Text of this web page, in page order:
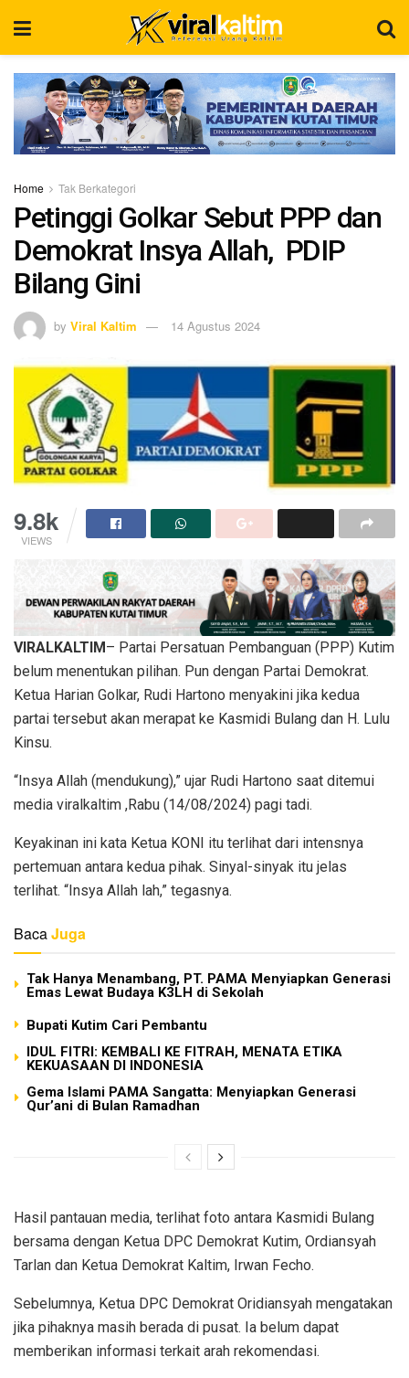
Home Tak Berkategori
Petinggi Golkar Sebut PPP dan
Demokrat Insya Allah, PDIP
Bilang Gini
by Viral Kaltim 14 Agustus 2024
9.8k
VIEWS
VIRALKALTIM– Partai Persatuan Pembanguan (PPP) Kutim
belum menentukan pilihan. Pun dengan Partai Demokrat.
Ketua Harian Golkar, Rudi Hartono menyakini jika kedua
partai tersebut akan merapat ke Kasmidi Bulang dan H. Lulu
Kinsu.
“Insya Allah (mendukung),” ujar Rudi Hartono saat ditemui
media viralkaltim ,Rabu (14/08/2024) pagi tadi.
Keyakinan ini kata Ketua KONI itu terlihat dari intensnya
pertemuan antara kedua pihak. Sinyal-sinyak itu jelas
terlihat. “Insya Allah lah,” tegasnya.
BacaJuga
Tak Hanya Menambang, PT. PAMA Menyiapkan Generasi
Emas Lewat Budaya K3LH di Sekolah
Bupati Kutim Cari Pembantu
IDUL FITRI: KEMBALI KE FITRAH, MENATA ETIKA
KEKUASAAN DI INDONESIA
Gema Islami PAMA Sangatta: Menyiapkan Generasi
Qur’ani di Bulan Ramadhan
Hasil pantauan media, terlihat foto antara Kasmidi Bulang
bersama dengan Ketua DPC Demokrat Kutim, Ordiansyah
Tarlan dan Ketua Demokrat Kaltim, Irwan Fecho.
Sebelumnya, Ketua DPC Demokrat Oridiansyah mengatakan
jika pihaknya masih berada di pusat. Ia belum dapat
memberikan informasi terkait arah rekomendasi.